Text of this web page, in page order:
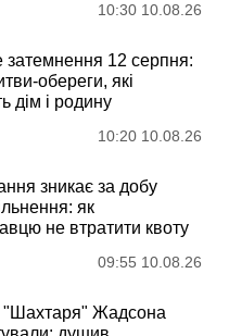
10:30 10.08.26
затемнення 12 серпня:
обереги, які
дім і родину
10:20 10.08.26
зникає за добу
як
не втратити квоту
09:55 10.08.26
"Шахтаря" Жадсона